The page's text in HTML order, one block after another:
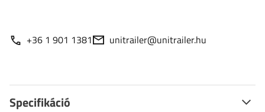
+36 1 901 1381 unitrailer@unitrailer.hu
Specifikáció